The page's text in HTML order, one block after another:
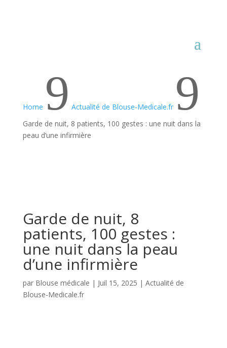
Home 9 Actualité de Blouse-Medicale.fr 9
Garde de nuit, 8 patients, 100 gestes : une nuit dans la
peau d’une infirmière
Garde de nuit, 8
patients, 100 gestes :
une nuit dans la peau
d’une infirmière
par Blouse médicale | Juil 15, 2025 | Actualité de
Blouse-Medicale.fr